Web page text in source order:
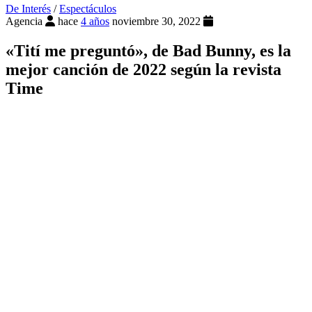
De Interés /Espectáculos
Agencia
hace 4 años noviembre 30, 2022
«Tití me preguntó», de Bad Bunny, es la
mejor canción de 2022 según la revista
Time